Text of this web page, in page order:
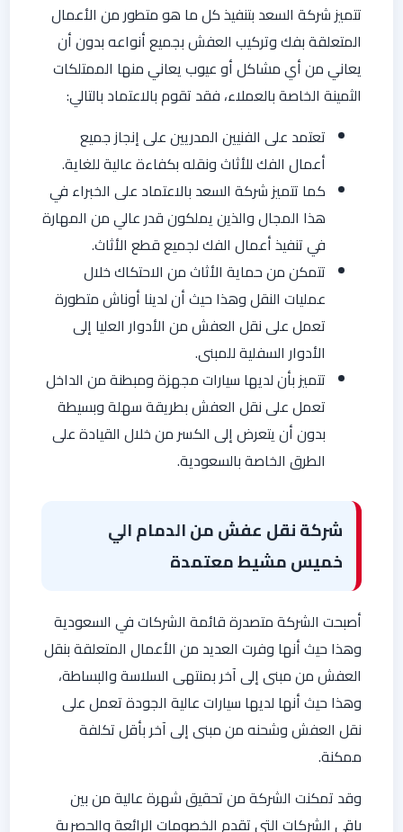
تتميز شركة السعد بتنفيذ كل ما هو متطور من الأعمال
المتعلقة بفك وتركيب العفش بجميع أنواعه بدون أن
يعاني من أي مشاكل أو عيوب يعاني منها الممتلكات
الثمينة الخاصة بالعملاء، فقد تقوم بالاعتماد بالتالي:
تعتمد على الفنيين المدريين على إنجاز جميع
أعمال الفك للأثاث ونقله بكفاءة عالية للغاية.
كما تتميز شركة السعد بالاعتماد على الخبراء في
هذا المجال والذين يملكون قدر عالي من المهارة
في تنفيذ أعمال الفك لجميع قطع الأثاث.
تتمكن من حماية الأثاث من الاحتكاك خلال
عمليات النقل وهذا حيث أن لدينا أوناش متطورة
تعمل على نقل العفش من الأدوار العليا إلى
الأدوار السفلية للمبنى.
تتميز بأن لديها سيارات مجهزة ومبطنة من الداخل
تعمل على نقل العفش بطريقة سهلة وبسيطة
بدون أن يتعرض إلى الكسر من خلال القيادة على
الطرق الخاصة بالسعودية.
شركة نقل عفش من الدمام الي
خميس مشيط معتمدة
أصبحت الشركة متصدرة قائمة الشركات في السعودية
وهذا حيث أنها وفرت العديد من الأعمال المتعلقة بنقل
العفش من مبنى إلى آخر بمنتهى السلاسة والبساطة،
وهذا حيث أنها لديها سيارات عالية الجودة تعمل على
نقل العفش وشحنه من مبنى إلى آخر بأقل تكلفة
ممكنة.
وقد تمكنت الشركة من تحقيق شهرة عالية من بين
باقي الشركات التي تقدم الخصومات الرائعة والحصرية